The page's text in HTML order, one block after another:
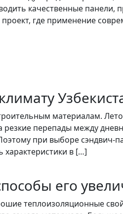
качественные панели,
где применение
материалам.
перепады между
при выборе сэндвич-
характеристики в […]
его
теплоизоляционные